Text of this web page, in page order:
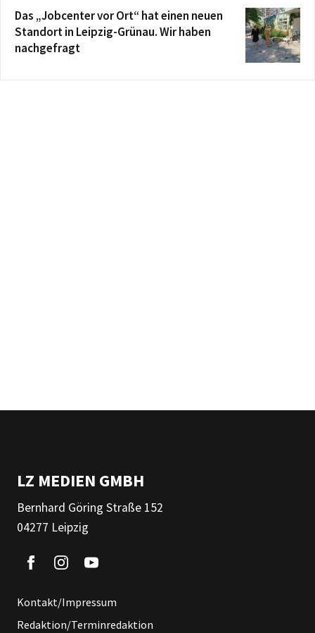
Das „Jobcenter vor Ort“ hat einen neuen
Standort in Leipzig-Grünau. Wir haben
nachgefragt
LZ MEDIEN GMBH
Bernhard Göring Straße 152
04277 Leipzig
Kontakt/Impressum
Redaktion/Terminredaktion